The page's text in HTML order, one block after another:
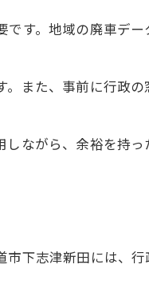
す。地域の廃車デー
また、事前に行政の
ながら、余裕を持っ
下志津新田には、行